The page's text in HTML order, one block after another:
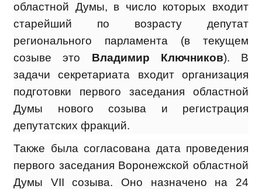
областной Думы, в число которых входит
старейший по возрасту депутат
регионального парламента (в текущем
созыве это Владимир Ключников). В
задачи секретариата входит организация
подготовки первого заседания областной
Думы нового созыва и регистрация
депутатских фракций.
Также была согласована дата проведения
первого заседания Воронежской областной
Думы VII созыва. Оно назначено на 24